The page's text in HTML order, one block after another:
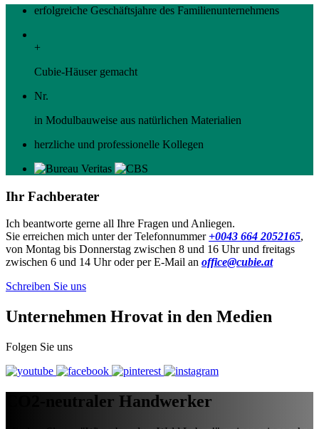
erfolgreiche Geschäftsjahre des Familienunternehmens
+
Cubie-Häuser gemacht
Nr.
in Modulbauweise aus natürlichen Materialien
herzliche und professionelle Kollegen
Ihr Fachberater
Ich beantworte gerne all Ihre Fragen und Anliegen.
Sie erreichen mich unter der Telefonnummer +0043 664 2052165,
von Montag bis Donnerstag zwischen 8 und 16 Uhr und freitags
zwischen 6 und 14 Uhr oder per E-Mail an office@cubie.at
Schreiben Sie uns
Unternehmen Hrovat in den Medien
Folgen Sie uns
CO2-neutraler Handwerker